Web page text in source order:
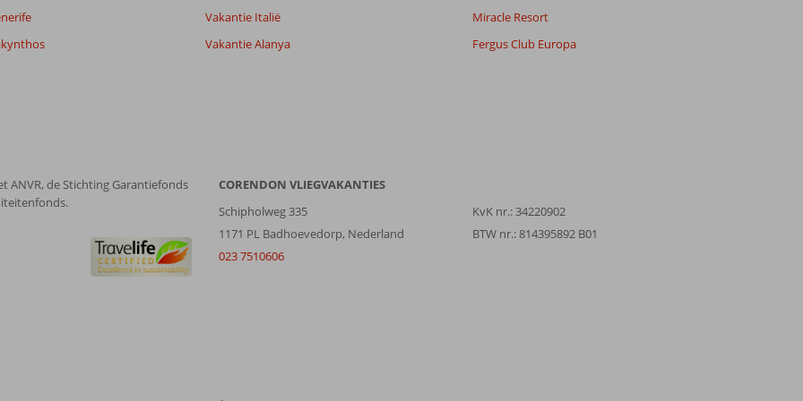
Filter reisgezelschap
Alle
Sorteren op
datum (nieuw > oud)
Vakantie Italië
Vakantie Alanya
Miracle Resort
Fergus Club Europa
ANVR, de Stichting Garantiefonds
CORENDON VLIEGVAKANTIES
Schipholweg 335
1171 PL Badhoevedorp, Nederland
023 7510606
KvK nr.: 34220902
BTW nr.: 814395892 B01